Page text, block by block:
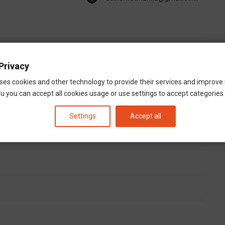
cookies and other technology to provide their services and improve
you can accept all cookies usage or use settings to accept categories
Settings Accept all